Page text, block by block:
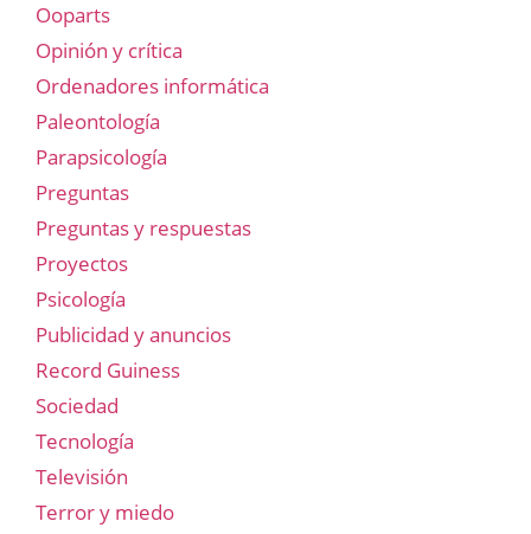
Ooparts
Opinión y crítica
Ordenadores informática
Paleontología
Parapsicología
Preguntas
Preguntas y respuestas
Proyectos
Psicología
Publicidad y anuncios
Record Guiness
Sociedad
Tecnología
Televisión
Terror y miedo